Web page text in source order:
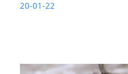
20-01-22